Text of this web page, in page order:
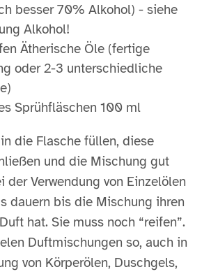
besser 70% Alkohol) - siehe
Alkohol!
Ätherische Öle (fertige
oder 2-3 unterschiedliche
Sprühfläschen 100 ml
die Flasche füllen, diese
und die Mischung gut
der Verwendung von Einzelölen
dauern bis die Mischung ihren
hat. Sie muss noch “reifen”.
Duftmischungen so, auch in
von Körperölen, Duschgels,